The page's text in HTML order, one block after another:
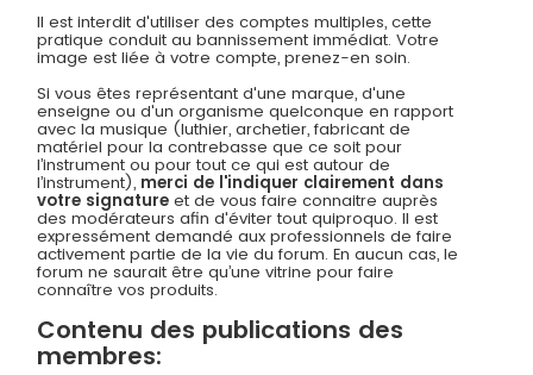
Il est interdit d'utiliser des comptes multiples, cette
pratique conduit au bannissement immédiat. Votre
image est liée à votre compte, prenez-en soin.
Si vous êtes représentant d'une marque, d'une
enseigne ou d'un organisme quelconque en rapport
avec la musique (luthier, archetier, fabricant de
matériel pour la contrebasse que ce soit pour
l’instrument ou pour tout ce qui est autour de
l’instrument), merci de l'indiquer clairement dans
votre signature et de vous faire connaitre auprès
des modérateurs afin d'éviter tout quiproquo. Il est
expressément demandé aux professionnels de faire
activement partie de la vie du forum. En aucun cas, le
forum ne saurait être qu’une vitrine pour faire
connaître vos produits.
Contenu des publications des
membres: